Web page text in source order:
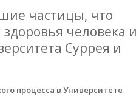
частицы, что
человека и
Суррея и
процесса в Университете